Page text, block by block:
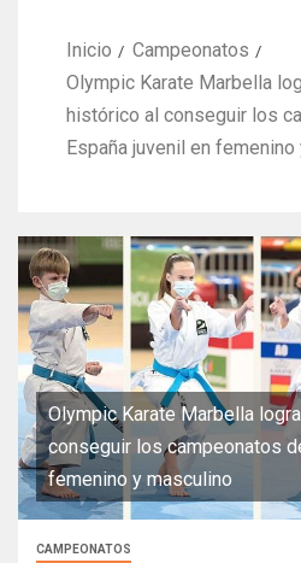
Inicio
Campeonatos
Olympic Karate Marbella
histórico al conseguir los
España juvenil en
Olympic Karate Marbella
conseguir los campeonatos
femenino y masculino
CAMPEONATOS